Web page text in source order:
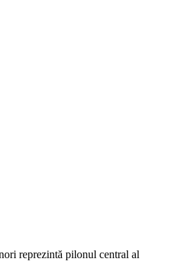
reprezintă pilonul central al